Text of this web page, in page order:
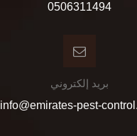
0506311494
بريد إلكتروني
info@emirates-pest-